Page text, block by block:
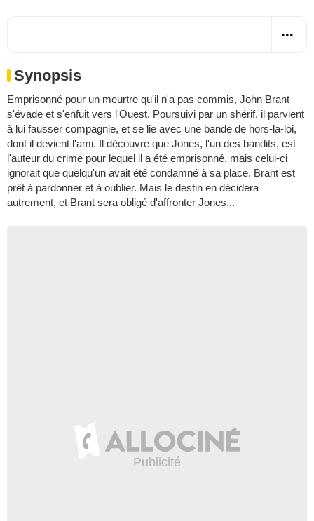
Synopsis
Emprisonné pour un meurtre qu'il n'a pas commis, John Brant
s'évade et s'enfuit vers l'Ouest. Poursuivi par un shérif, il parvient
à lui fausser compagnie, et se lie avec une bande de hors-la-loi,
dont il devient l'ami. Il découvre que Jones, l'un des bandits, est
l'auteur du crime pour lequel il a été emprisonné, mais celui-ci
ignorait que quelqu'un avait été condamné à sa place. Brant est
prêt à pardonner et à oublier. Mais le destin en décidera
autrement, et Brant sera obligé d'affronter Jones...